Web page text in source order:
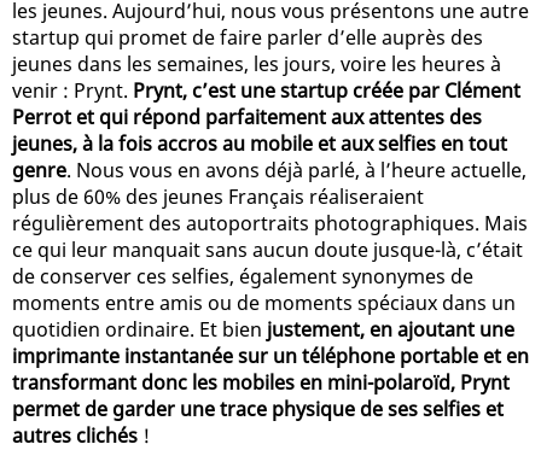
les jeunes. Aujourd’hui, nous vous présentons une autre
startup qui promet de faire parler d’elle auprès des
jeunes dans les semaines, les jours, voire les heures à
venir : Prynt. Prynt, c’est une startup créée par Clément
Perrot et qui répond parfaitement aux attentes des
jeunes, à la fois accros au mobile et aux selfies en tout
genre. Nous vous en avons déjà parlé, à l’heure actuelle,
plus de 60% des jeunes Français réaliseraient
régulièrement des autoportraits photographiques. Mais
ce qui leur manquait sans aucun doute jusque-là, c’était
de conserver ces selfies, également synonymes de
moments entre amis ou de moments spéciaux dans un
quotidien ordinaire. Et bien justement, en ajoutant une
imprimante instantanée sur un téléphone portable et en
transformant donc les mobiles en mini-polaroïd, Prynt
permet de garder une trace physique de ses selfies et
autres clichés !